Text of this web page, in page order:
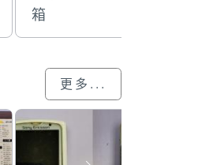
箱
更多...